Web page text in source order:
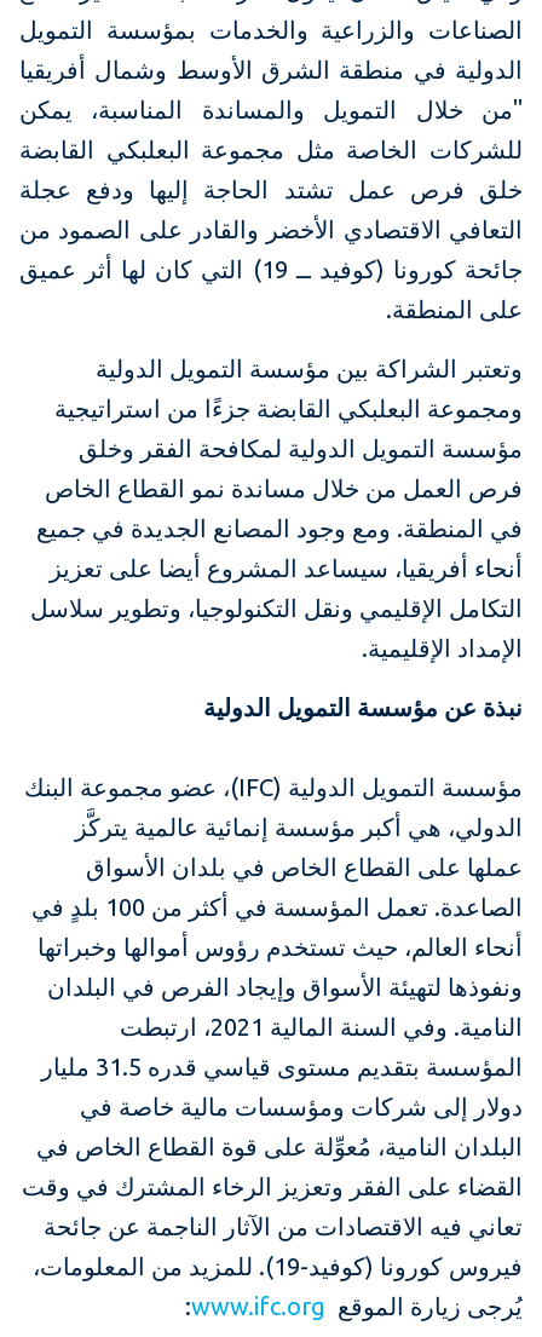
الصناعات والزراعية والخدمات بمؤسسة التمويل
الدولية في منطقة الشرق الأوسط وشمال أفريقيا
"من خلال التمويل والمساندة المناسبة، يمكن
للشركات الخاصة مثل مجموعة البعلبكي القابضة
خلق فرص عمل تشتد الحاجة إليها ودفع عجلة
التعافي الاقتصادي الأخضر والقادر على الصمود من
جائحة كورونا (كوفيد ــ 19) التي كان لها أثر عميق
على المنطقة.
وتعتبر الشراكة بين مؤسسة التمويل الدولية
ومجموعة البعلبكي القابضة جزءًا من استراتيجية
مؤسسة التمويل الدولية لمكافحة الفقر وخلق
فرص العمل من خلال مساندة نمو القطاع الخاص
في المنطقة. ومع وجود المصانع الجديدة في جميع
أنحاء أفريقيا، سيساعد المشروع أيضا على تعزيز
التكامل الإقليمي ونقل التكنولوجيا، وتطوير سلاسل
الإمداد الإقليمية.
نبذة عن مؤسسة التمويل الدولية
مؤسسة التمويل الدولية (IFC)، عضو مجموعة البنك
الدولي، هي أكبر مؤسسة إنمائية عالمية يتركَّز
عملها على القطاع الخاص في بلدان الأسواق
الصاعدة. تعمل المؤسسة في أكثر من 100 بلدٍ في
أنحاء العالم، حيث تستخدم رؤوس أموالها وخبراتها
ونفوذها لتهيئة الأسواق وإيجاد الفرص في البلدان
النامية. وفي السنة المالية 2021، ارتبطت
المؤسسة بتقديم مستوى قياسي قدره 31.5 مليار
دولار إلى شركات ومؤسسات مالية خاصة في
البلدان النامية، مُعوِّلة على قوة القطاع الخاص في
القضاء على الفقر وتعزيز الرخاء المشترك في وقت
تعاني فيه الاقتصادات من الآثار الناجمة عن جائحة
فيروس كورونا (كوفيد-19). للمزيد من المعلومات،
يُرجى زيارة الموقع www.ifc.org
: